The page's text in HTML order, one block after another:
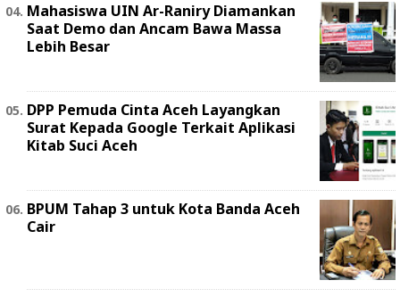
Mahasiswa UIN Ar-Raniry Diamankan
Saat Demo dan Ancam Bawa Massa
Lebih Besar
DPP Pemuda Cinta Aceh Layangkan
Surat Kepada Google Terkait Aplikasi
Kitab Suci Aceh
BPUM Tahap 3 untuk Kota Banda Aceh
Cair